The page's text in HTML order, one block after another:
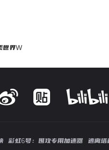
世界W
彩虹6号：围攻专用加速器
逃离塔